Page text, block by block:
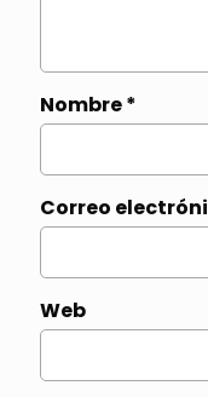
Nombre*
Correo
Web